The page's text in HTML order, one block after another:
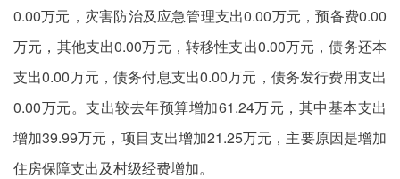
0.00万元，灾害防治及应急管理支出0.00万元，预备费0.00
万元，其他支出0.00万元，转移性支出0.00万元，债务还本
支出0.00万元，债务付息支出0.00万元，债务发行费用支出
0.00万元。支出较去年预算增加61.24万元，其中基本支出
增加39.99万元，项目支出增加21.25万元，主要原因是增加
住房保障支出及村级经费增加。